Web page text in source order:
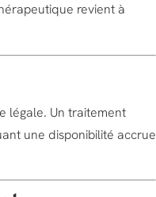
revient à
légale. Un traitement
une disponibilité accrue